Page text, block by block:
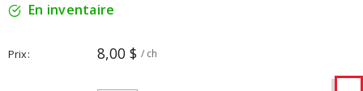
En inventaire
Prix 8,00 $ / ch